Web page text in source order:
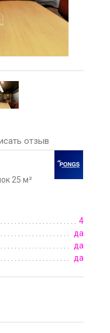
отзыв
25 м²
4
да
да
да